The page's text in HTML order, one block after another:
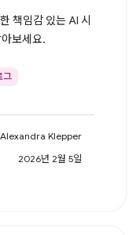
책임감 있는 AI 시
보세요.
그
Alexandra Klepper
2026년 2월 5일